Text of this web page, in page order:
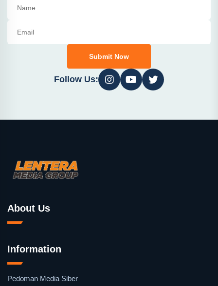
Submit Now
Follow Us:
About Us
Information
Pedoman Media Siber